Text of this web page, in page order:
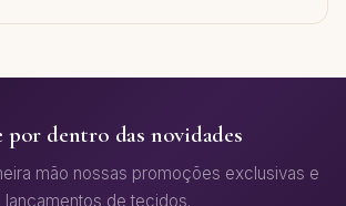
por dentro das novidades
mão nossas promoções exclusivas e
lançamentos de tecidos.